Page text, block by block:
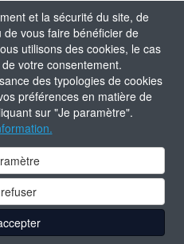
et la sécurité du site, de
vous faire bénéficier de
utilisons des cookies, le cas
votre consentement.
des typologies de cookies
préférences en matière de
sur "Je paramètre".